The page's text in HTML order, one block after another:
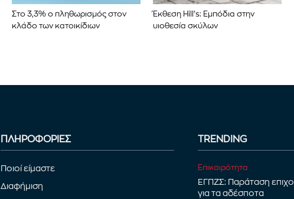
Στο 3,3% ο πληθωρισμός στον
κλάδο των κατοικίδιων
Έκθεση Hill’s: Εμπόδια στην
υιοθεσία σκύλων
ΠΛΗΡΟΦΟΡΙΕΣ
Ποιοί είμαστε
Διαφήμιση
TRENDING
Επικαιρότητα
ΕΓΠΖΣ: Παράταση
για τα αδέσποτα